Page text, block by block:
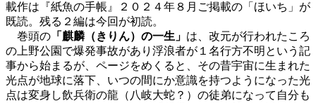
載作は『紙魚の手帳』２０２４年８月ご掲載の「ほいち」が
既読。残る２編は今回が初読。
巻頭の 「麒麟（きりん）の一生」 は、改元が行われたころ
の上野公園で爆発事故があり浮浪者が１名行方不明という記
事から始まるが、ページをめくると、その昔宇宙に生まれた
光点が地球に落下、いつの間にか意識を持つようになった光
点は変身し飲兵衛の龍（八岐大蛇？）の徒弟になって自分も